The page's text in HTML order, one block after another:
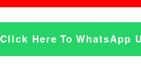
Click Here To WhatsApp